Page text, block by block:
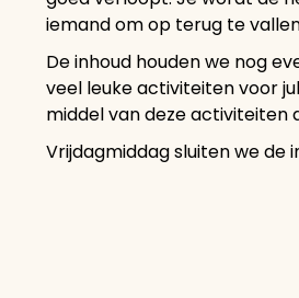
iemand om op terug te
De inhoud houden we nog
veel leuke activiteiten voor
middel van deze activiteiten
Vrijdagmiddag sluiten we de